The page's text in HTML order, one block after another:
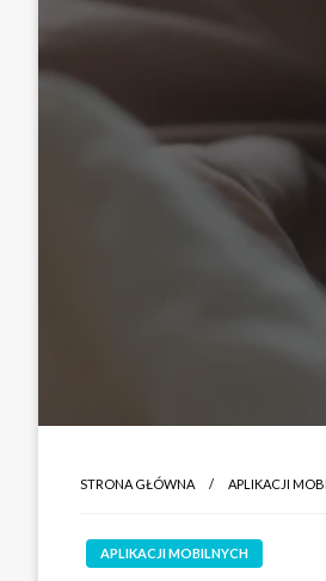
STRONA GŁÓWNA APLIKACJI
APLIKACJI MOBILNYCH